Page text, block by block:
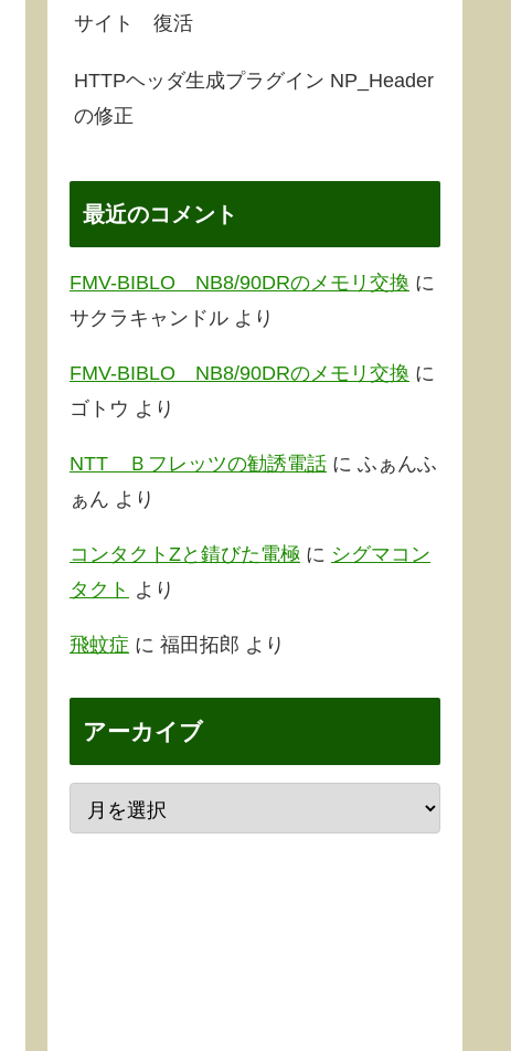
サイト 復活
HTTPヘッダ生成プラグイン NP_Header
の修正
最近のコメント
FMV-BIBLO NB8/90DRのメモリ交換 に
サクラキャンドル より
FMV-BIBLO NB8/90DRのメモリ交換 に
ゴトウ より
NTT Ｂフレッツの勧誘電話 に ふぁんふ
ぁん より
コンタクトZと錆びた電極 に シグマコン
タクト より
飛蚊症 に 福田拓郎 より
アーカイブ